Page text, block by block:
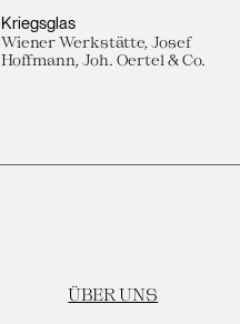
Kriegsglas
Wiener Werkstätte, Josef
Hoffmann, Joh. Oertel & Co.
ÜBER UNS